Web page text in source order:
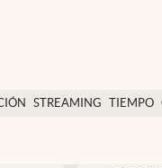
STREAMING TIEMPO